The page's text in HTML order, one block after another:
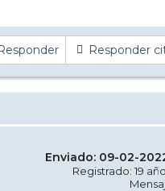
Responder
Enviado: 09-02-
Registrado: 19